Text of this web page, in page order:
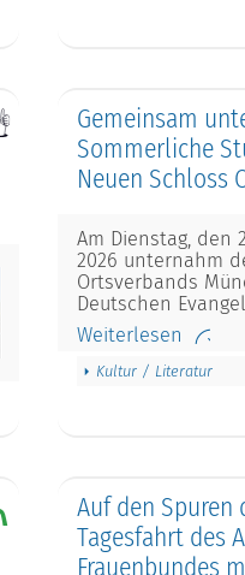
Gemeinsam
Sommerliche
Neuen Schloss
Am Dienstag, den
2026 unternahm
Ortsverbands
Deutschen
Weiterlesen
Kultur / Literatur
Auf den Spuren
Tagesfahrt des
Frauenbundes